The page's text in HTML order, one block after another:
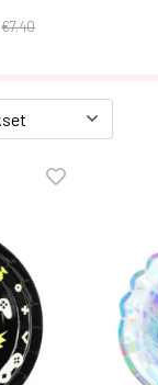
€7.40